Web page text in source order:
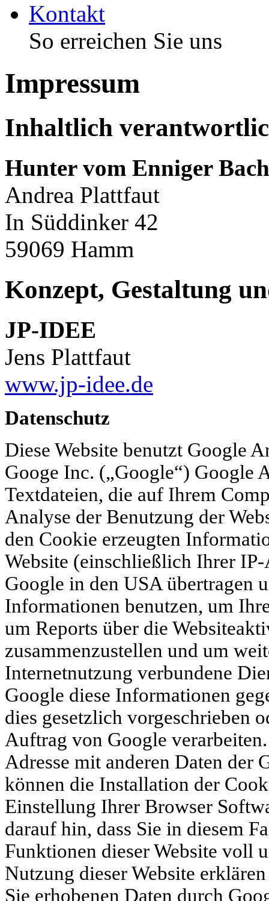
Kontakt
So erreichen Sie uns
Impressum
Inhaltlich
Hunter vom Enniger Bach
Andrea Plattfaut
In Süddinker 42
59069 Hamm
Konzept, Gestaltung
JP-IDEE
Jens Plattfaut
www.jp-idee.de
Datenschutz
Diese Website benutzt Google
Googe Inc. („Google“) Google
Textdateien, die auf Ihrem
Analyse der Benutzung der
den Cookie erzeugten
Website (einschließlich Ihrer
Google in den USA übertragen
Informationen benutzen, um
um Reports über die
zusammenzustellen und um
Internetnutzung verbundene
Google diese Informationen
dies gesetzlich vorgeschrieben
Auftrag von Google
Adresse mit anderen Daten der
können die Installation der
Einstellung Ihrer Browser
darauf hin, dass Sie in diesem
Funktionen dieser Website voll
Nutzung dieser Website
Sie erhobenen Daten durch